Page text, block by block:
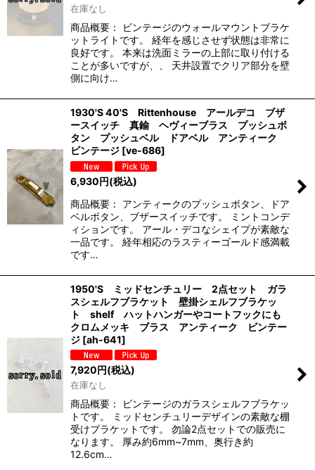
在庫なし
商品概要： ビンテージのウォールマウントブラケ
ットライトです。 経年を感じさせず状態は非常に
良好です。 本来は洗面ミラーの上部に取り付ける
ことが多いですが、、 天井設置でクリア部分を壁
側に向け…
1930'S 40'S Rittenhouse アールデコ ブザ
ースイッチ 真鍮 ヘヴィーブラス プッシュボ
タン プッシュベル ドアベル アンティーク
ビンテージ [ve-686]
6,930円(税込)
商品概要： アンティークのプッシュボタン、ドア
ベルボタン、ブザースイッチです。 ミントコンデ
ィションです。 アール・デコなシェイプが素敵な
一品です。 経年相応のラスティーゴールド感満載
です…
1950'S ミッドセンチュリー 2点セット ガラ
スシェルフブラケット 壁掛シェルフブラケッ
ト shelf ハットハンガーやコートフックにも
クロムメッキ ブラス アンティーク ビンテー
ジ [ah-641]
7,920円(税込)
在庫なし
商品概要： ビンテージのガラスシェルフブラケッ
トです。 ミッドセンチュリーデザインの素敵な棚
受けブラケットです。 勿論2点セットでの販売に
なります。 厚み約6mm~7mm、奥行き約
12.6cm…